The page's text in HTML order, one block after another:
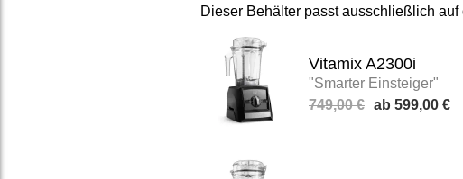
Dieser Behälter passt ausschließ­lich
Vitamix A2300i
"Smarter Einsteiger"
749,00 €
599,00 €